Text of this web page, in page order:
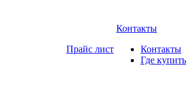
Прайс лист
Контакты
Контакты
Где купить